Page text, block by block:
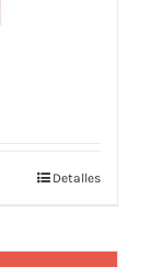
Detalles